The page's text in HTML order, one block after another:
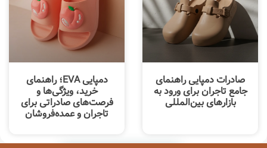
صادرات دمپایی راهنمای
جامع تاجران برای ورود به
بازارهای بین‌المللی
دمپایی EVA؛ راهنمای
خرید، ویژگی‌ها و
فرصت‌های صادراتی برای
تاجران و عمده‌فروشان